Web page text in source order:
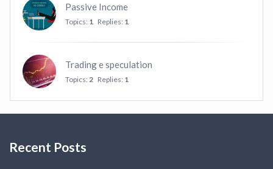
Passive Income
Topics: 1 Replies: 1
Trading e speculation
Topics: 2 Replies: 1
Recent Posts